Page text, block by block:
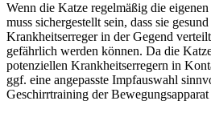
Wenn die Katze regelmäßig die
muss sichergestellt sein, dass sie
Krankheitserreger in der Gegend
gefährlich werden können. Da die
potenziellen Krankheitserregern in
ggf. eine angepasste Impfauswahl
Geschirrtraining der